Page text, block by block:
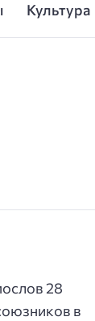
Культура
28
в